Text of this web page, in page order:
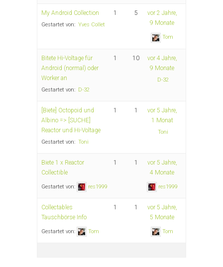
My Android Collection
Gestartet von: Yves Collet
1 5
vor 2 Jahre,
9 Monate
Tom
Bitete Hi-Voltage für
Android (normal) oder
Worker an
Gestartet von: D-32
1 10
vor 4 Jahre,
9 Monate
D-32
[Biete] Octopoid und
Albino => [SUCHE]
Reactor und Hi-Voltage
Gestartet von: Toni
1 1
vor 5 Jahre,
1 Monat
Toni
Biete 1 x Reactor
Collectible
Gestartet von: res1999
1 1
vor 5 Jahre,
4 Monate
res1999
Collectables
Tauschbörse Info
Gestartet von: Tom
1 1
vor 5 Jahre,
5 Monate
Tom